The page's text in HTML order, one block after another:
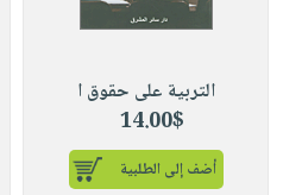
التربية على حقوق ا
14.00$
أضف إلى الطلبية